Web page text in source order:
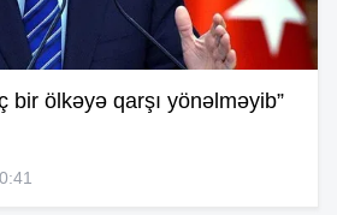
bir ölkəyə qarşı yönəlməyib”